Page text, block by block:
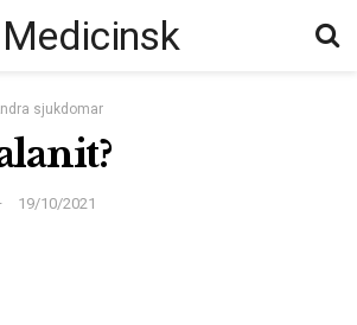
Medicinsk
sjukdomar
19/10/2021